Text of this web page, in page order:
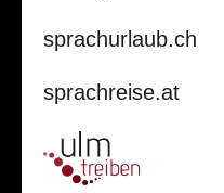
sprachurlaub.ch
sprachreise.at